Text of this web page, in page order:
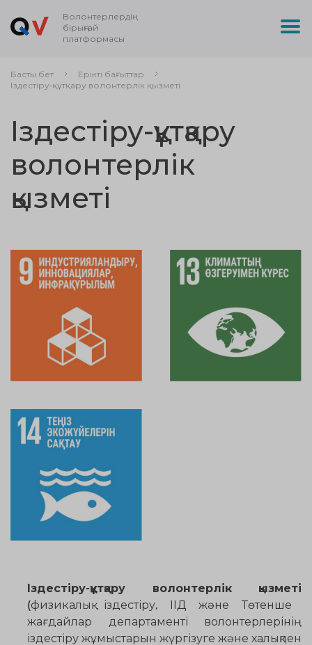
Волонтерлердің
бірыңғай
платформасы
Басты бет
Ерікті бағыттар
Іздестіру-құтқару волонтерлік қызметі
Іздестіру-құтқару
волонтерлік
қызметі
Іздестіру-құтқару волонтерлік қызметі
(физикалық іздестіру, ІІД және Төтенше
жағдайлар департаменті волонтерлерінің
іздестіру жұмыстарын жүргізуге және халықпен